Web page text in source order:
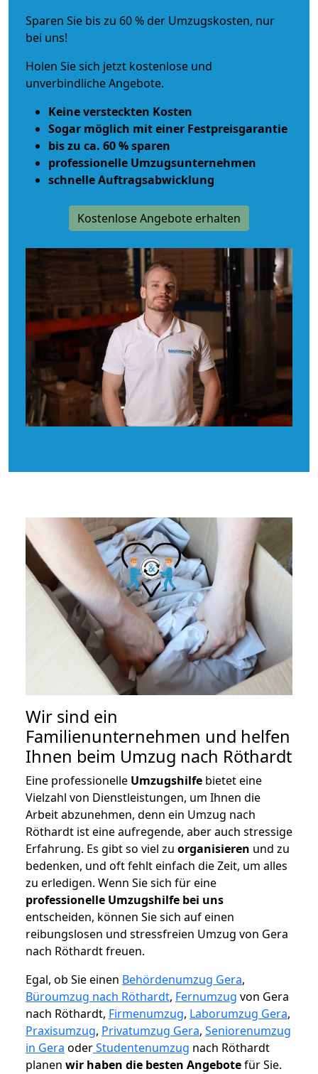
Sparen Sie bis zu 60 % der Umzugskosten, nur
bei uns!
Holen Sie sich jetzt kostenlose und
unverbindliche Angebote.
Keine versteckten Kosten
Sogar möglich mit einer Festpreisgarantie
bis zu ca. 60 % sparen
professionelle Umzugsunternehmen
schnelle Auftragsabwicklung
Kostenlose Angebote erhalten
Wir sind ein
Familienunternehmen und helfen
Ihnen beim Umzug nach Röthardt
Eine professionelle Umzugshilfe bietet eine
Vielzahl von Dienstleistungen, um Ihnen die
Arbeit abzunehmen, denn ein Umzug nach
Röthardt ist eine aufregende, aber auch stressige
Erfahrung. Es gibt so viel zu organisieren und zu
bedenken, und oft fehlt einfach die Zeit, um alles
zu erledigen. Wenn Sie sich für eine
professionelle Umzugshilfe bei uns
entscheiden, können Sie sich auf einen
reibungslosen und stressfreien Umzug von Gera
nach Röthardt freuen.
Egal, ob Sie einen Behördenumzug Gera,
Büroumzug nach Röthardt, Fernumzug von Gera
nach Röthardt, Firmenumzug, Laborumzug Gera,
Praxisumzug, Privatumzug Gera, Seniorenumzug
in Gera oderStudentenumzug nach Röthardt
planen wir haben die besten Angebotefür Sie.